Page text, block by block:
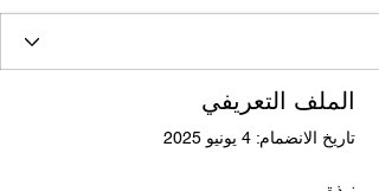
الملف التعريفي
تاريخ الانضمام: 4 يونيو 2025